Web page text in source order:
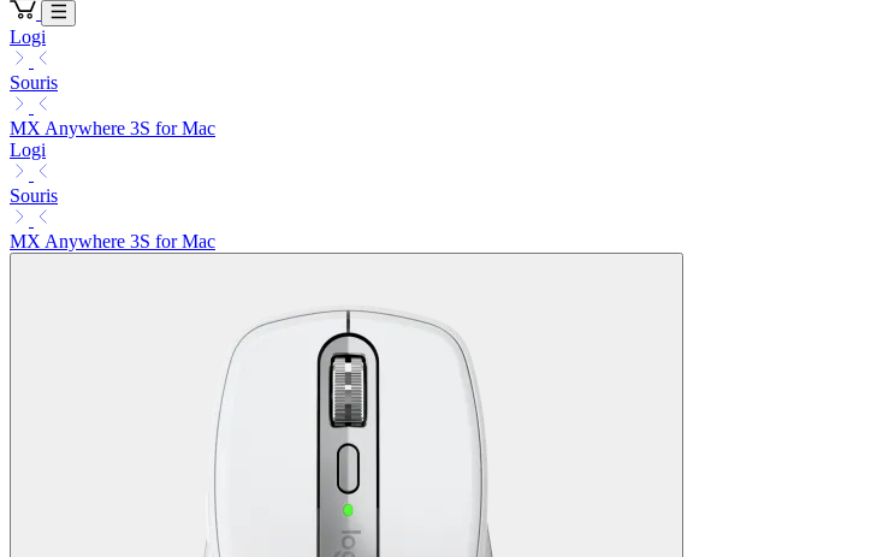
Logi
Souris
MX Anywhere 3S for Mac
Logi
Souris
MX Anywhere 3S for Mac